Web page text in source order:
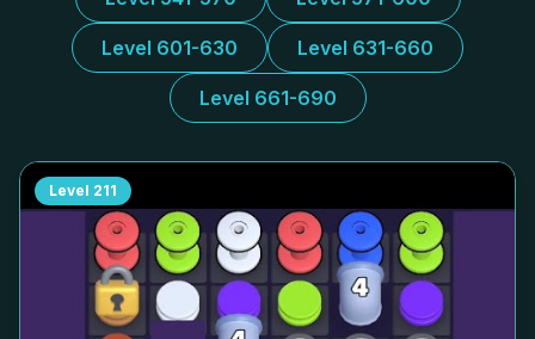
Level 601-630 Level 631-660
Level 661-690
Level 211